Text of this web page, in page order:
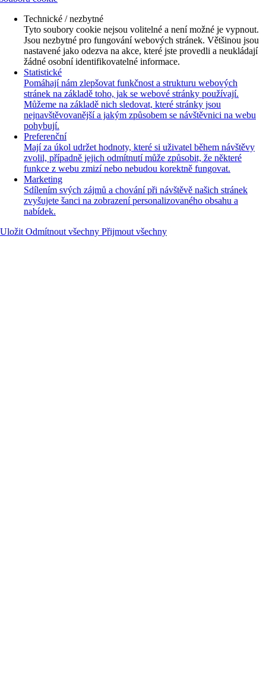
Technické / nezbytné
Tyto soubory cookie nejsou volitelné a není možné je vypnout.
Jsou nezbytné pro fungování webových stránek. Většinou jsou
nastavené jako odezva na akce, které jste provedli a neukládají
žádné osobní identifikovatelné informace.
Statistické
Pomáhají nám zlepšovat funkčnost a strukturu webových
stránek na základě toho, jak se webové stránky používají.
Můžeme na základě nich sledovat, které stránky jsou
nejnavštěvovanější a jakým způsobem se návštěvnici na webu
pohybují.
Preferenční
Mají za úkol udržet hodnoty, které si uživatel během návštěvy
zvolil, případně jejich odmítnutí může způsobit, že některé
funkce z webu zmizí nebo nebudou korektně fungovat.
Marketing
Sdílením svých zájmů a chování při návštěvě našich stránek
zvyšujete šanci na zobrazení personalizovaného obsahu a
nabídek.
UložitOdmítnout všechny Přijmout všechny